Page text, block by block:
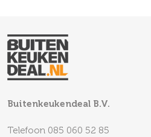
Buitenkeukendeal B.V.
Telefoon 085 060 52 85